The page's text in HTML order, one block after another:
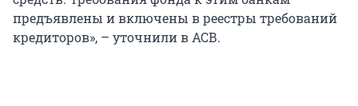
предъявлены и включены в реестры требований
кредиторов», – уточнили в АСВ.